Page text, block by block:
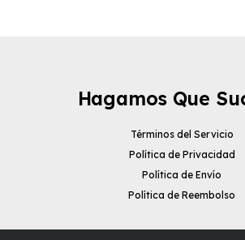
Hagamos Que
Términos del Servicio
Política de Privacidad
Política de Envío
Política de Reembolso